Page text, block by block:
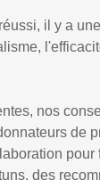
il y a
nos
de
pour
des